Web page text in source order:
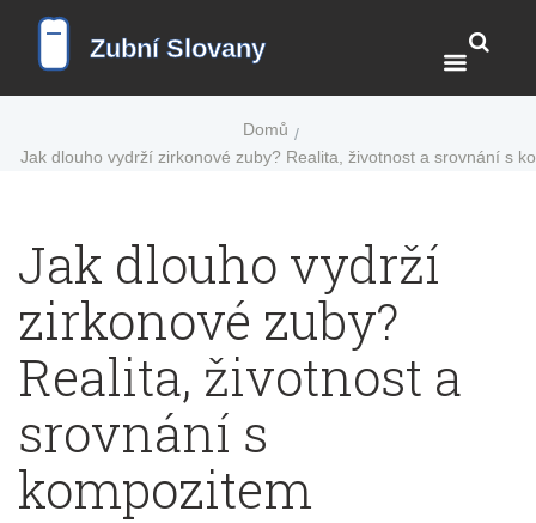
Domů
Jak dlouho vydrží zirkonové zuby? Realita, životnost a srovnání s
Jak dlouho vydrží
zirkonové zuby?
Realita, životnost a
srovnání s
kompozitem